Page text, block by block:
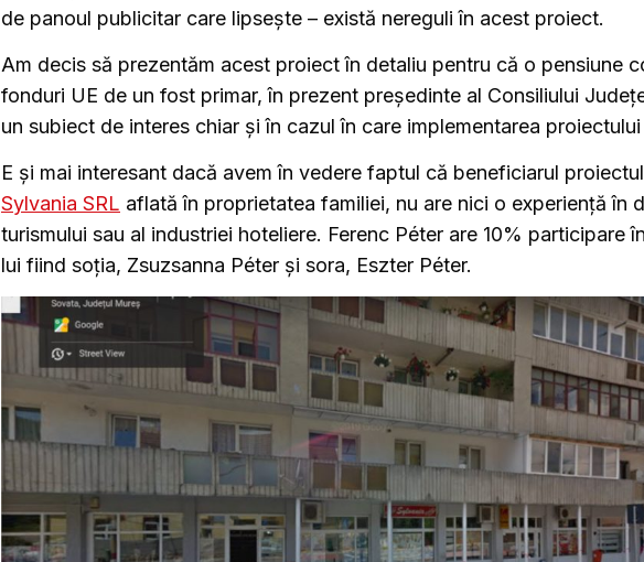
de panoul publicitar care lipsește – există nereguli în acest proiect.
Am decis să prezentăm acest proiect în detaliu pentru că o pensiune
fonduri UE de un fost primar, în prezent președinte al Consiliului
un subiect de interes chiar și în cazul în care implementarea proiectului
E și mai interesant dacă avem în vedere faptul că beneficiarul
Sylvania SRL aflată în proprietatea familiei, nu are nici o experiență în
turismului sau al industriei hoteliere. Ferenc Péter are 10% participare
lui fiind soția, Zsuzsanna Péter și sora, Eszter Péter.